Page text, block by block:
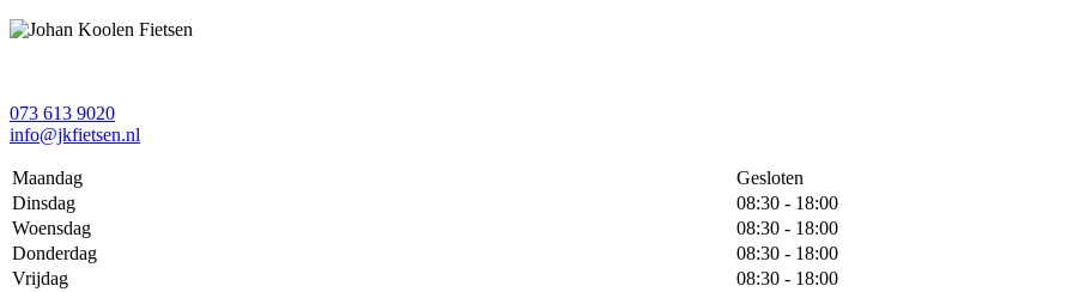
073 613 9020
info@jkfietsen.nl
Maandag
Gesloten
Dinsdag
08:30 - 18:00
Woensdag
08:30 - 18:00
Donderdag
08:30 - 18:00
Vrijdag
08:30 - 18:00